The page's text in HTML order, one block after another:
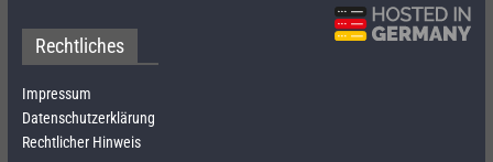
Rechtliches
Impressum
Datenschutzerklärung
Rechtlicher Hinweis